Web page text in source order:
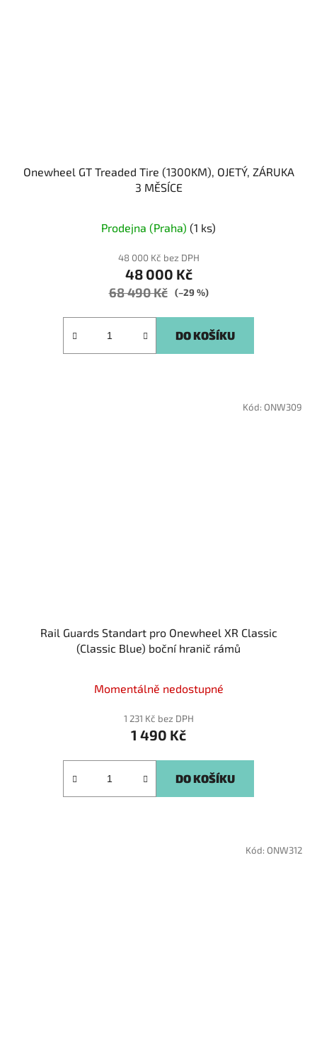
Onewheel GT Treaded Tire (1300KM), OJETÝ, ZÁRUKA
3 MĚSÍCE
Prodejna (Praha) (1 ks)
48 000 Kč bez DPH
48 000 Kč
68 490 Kč (–29 %)
DO KOŠÍKU
Rail Guards Standart pro Onewheel XR Classic
(Classic Blue) boční hranič rámů
Momentálně nedostupné
1 231 Kč bez DPH
1 490 Kč
DO KOŠÍKU
Kód: ONW309
Kód: ONW312